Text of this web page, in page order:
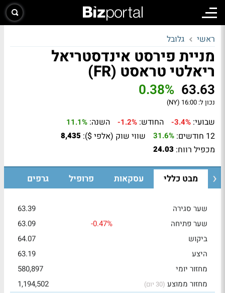
ראשי גלובל
מניית פירסט אינדסטריאל
ריאלטי טראסט (FR)
63.63
0.38%
נכון ל: 16:00 (NY)
שבועי: -3.4% החודש: -1.2% השנה: 11.1%
12 חודשים: 31.6% שווי שוק (אלפי $): 8,435
מכפיל רווח: 24.03
מבט כללי עסקאות פרופיל גרפים
שער סגירה
63.39
שער פתיחה
-0.47%
63.09
ביקוש
64.07
היצע
63.19
מחזור יומי
580,897
מחזור ממוצע (30 יום)
1,194,502